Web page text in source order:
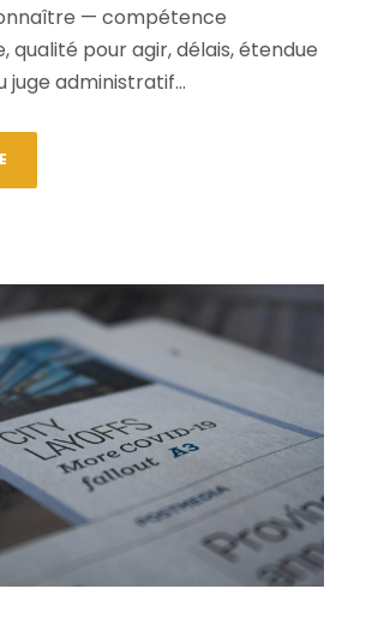
— compétence
qualité pour agir, délais, étendue
juge administratif...